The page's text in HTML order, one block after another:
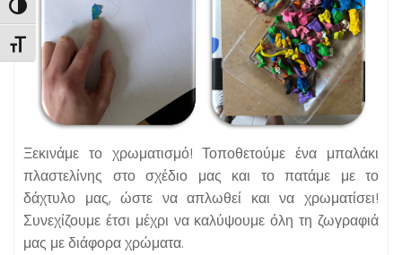
Εναλλαγή Υψηλής Αντίθεσης
Εναλλαγή Μεγέθους Γραμμάτων
Ξεκινάμε το χρωματισμό! Τοποθετούμε ένα μπαλάκι
πλαστελίνης στο σχέδιο μας και το πατάμε με το
δάχτυλο μας, ώστε να απλωθεί και να χρωματίσει!
Συνεχίζουμε έτσι μέχρι να καλύψουμε όλη τη ζωγραφιά
μας με διάφορα χρώματα.